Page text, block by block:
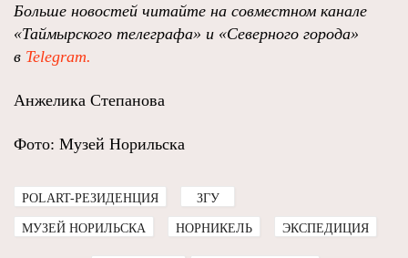
Больше новостей читайте на совместном канале
«Таймырского телеграфа» и «Северного города»
в Telegram.
Анжелика Степанова
Фото: Музей Норильска
POLART-РЕЗИДЕНЦИЯ ЗГУ
МУЗЕЙ НОРИЛЬСКА НОРНИКЕЛЬ ЭКСПЕДИЦИЯ